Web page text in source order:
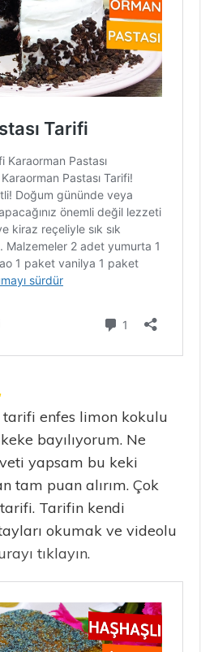
enfes limon kokulu
bayılıyorum. Ne
yapsam bu keki
tam puan alırım. Çok
Tarifin kendi
okumak ve videolu
tıklayın.